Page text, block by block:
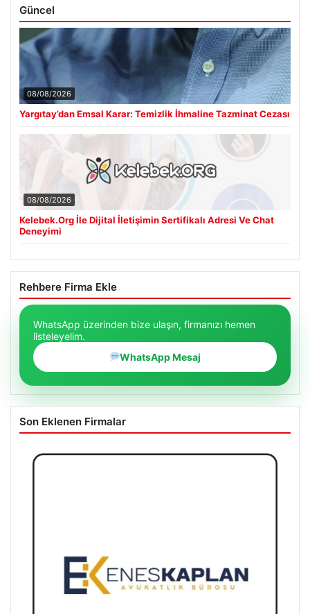
Güncel
08/08/2026
Yargıtay’dan Emsal Karar: Temizlik İhmaline Tazminat Cezası
08/08/2026
Kelebek.Org İle Dijital İletişimin Sertifikalı Adresi Ve Chat
Deneyimi
Rehbere Firma Ekle
WhatsApp üzerinden bize ulaşın, firmanızı hemen
listeleyelim.
WhatsApp Mesaj
Son Eklenen Firmalar